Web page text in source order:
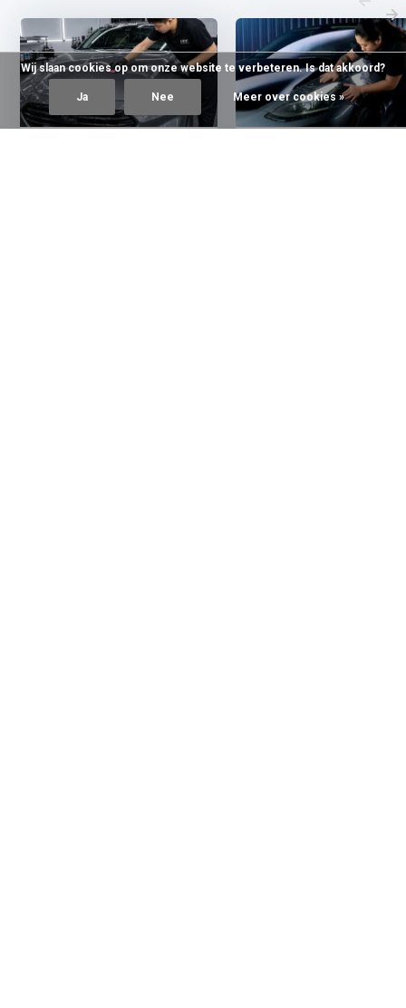
Wij slaan cookies op om onze website te verbeteren. Is dat akkoord?
Ja Nee Meer over cookies »